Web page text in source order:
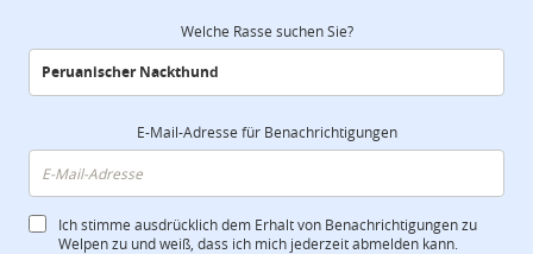
Welche Rasse suchen Sie?
E-Mail-Adresse für Benachrichtigungen
Ich stimme ausdrücklich dem Erhalt von Benachrichtigungen zu
Welpen zu und weiß, dass ich mich jederzeit abmelden kann.